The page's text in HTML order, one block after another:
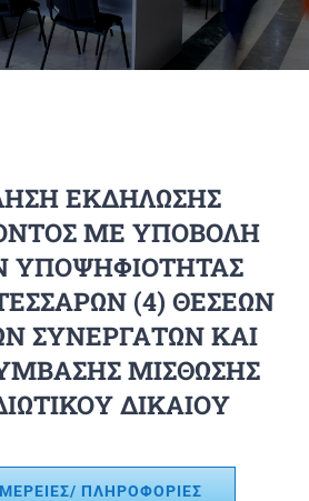
ΕΚΔΗΛΩΣΗΣ
ΜΕ ΥΠΟΒΟΛΗ
ΥΠΟΨΗΦΙΟΤΗΤΑΣ
(4) ΘΕΣΕΩΝ
ΣΥΝΕΡΓΑΤΩΝ ΚΑΙ
ΜΙΣΘΩΣΗΣ
ΔΙΚΑΙΟΥ
ΠΛΗΡΟΦΟΡΙΕΣ